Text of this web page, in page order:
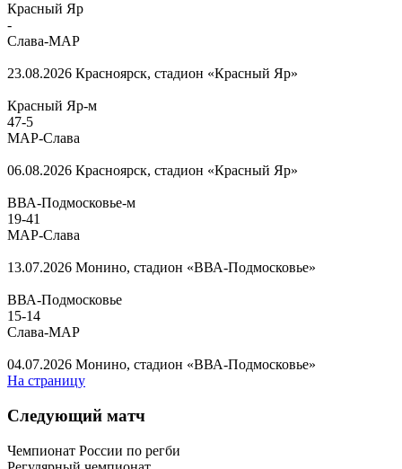
Красный Яр
-
Слава-МАР
23.08.2026 Красноярск, стадион «Красный Яр»
Красный Яр-м
47-5
МАР-Слава
06.08.2026 Красноярск, стадион «Красный Яр»
ВВА-Подмосковье-м
19-41
МАР-Слава
13.07.2026 Монино, стадион «ВВА-Подмосковье»
ВВА-Подмосковье
15-14
Слава-МАР
04.07.2026 Монино, стадион «ВВА-Подмосковье»
На страницу
Следующий матч
Чемпионат России по регби